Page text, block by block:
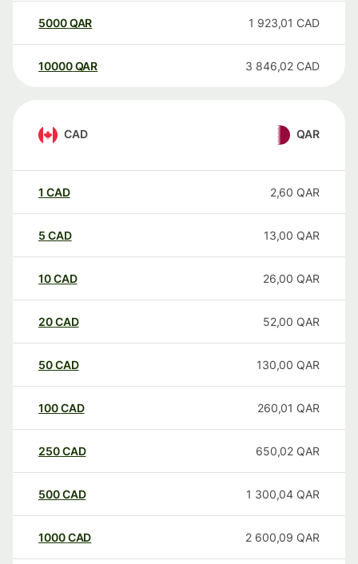
5000QAR 1 923,01 CAD
10000 QAR 3 846,02 CAD
CAD QAR
1 CAD 2,60 QAR
5 CAD 13,00 QAR
10CAD 26,00 QAR
20CAD 52,00 QAR
50CAD 130,00 QAR
100CAD 260,01 QAR
250CAD 650,02 QAR
500CAD 1 300,04 QAR
1000CAD 2 600,09 QAR